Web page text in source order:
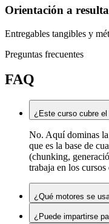
Orientación a
Entregables tangibles y
Preguntas frecuentes
FAQ
¿Este curso cubre
No. Aquí dominas
que es la base de
(chunking,
trabaja en los
¿Qué motores se
¿Puede impartirse